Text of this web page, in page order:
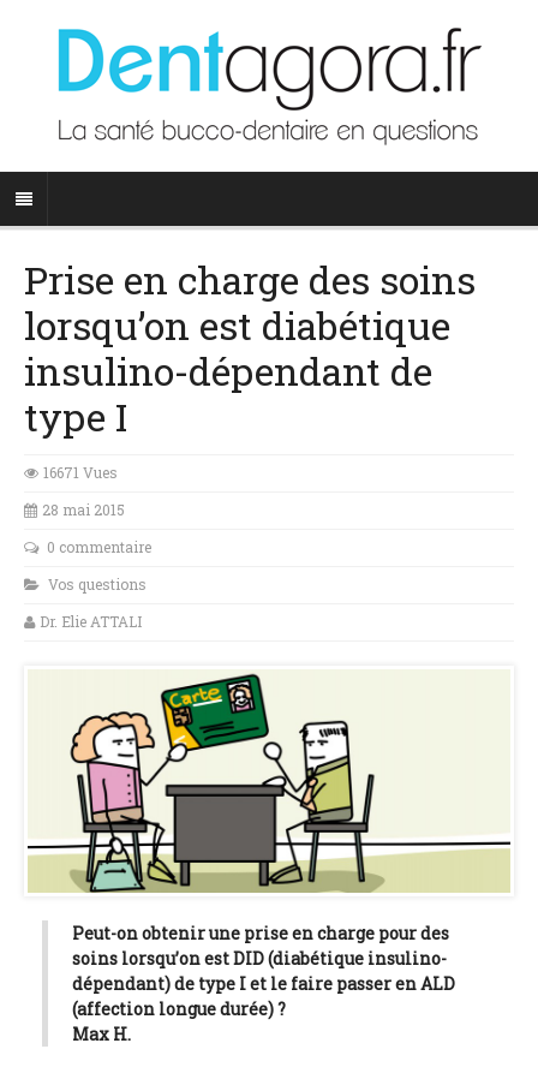
Prise en charge des soins
lorsqu’on est diabétique
insulino-dépendant de
type I
16671 Vues
28 mai 2015
0 commentaire
Vos questions
Dr. Elie ATTALI
Peut-on obtenir une prise en charge pour des
soins lorsqu’on est DID (diabétique insulino-
dépendant) de type I et le faire passer en ALD
(affection longue durée) ?
Max H.